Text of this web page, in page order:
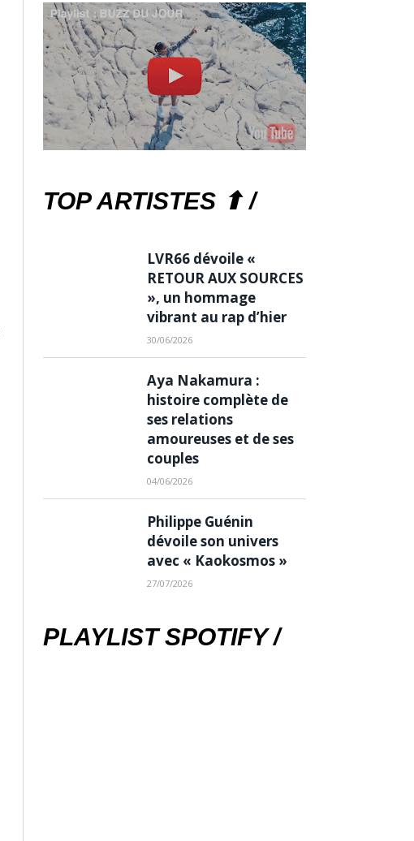
TOP ARTISTES ⬆ /
LVR66 dévoile «
RETOUR AUX SOURCES
», un hommage
vibrant au rap d’hier
30/06/2026
Aya Nakamura :
histoire complète de
ses relations
amoureuses et de ses
couples
04/06/2026
Philippe Guénin
dévoile son univers
avec « Kaokosmos »
27/07/2026
PLAYLIST SPOTIFY /